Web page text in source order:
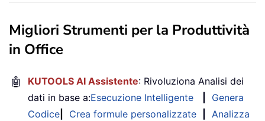
Migliori Strumenti per la Produttività
in Office
🤖 KUTOOLS AI Assistente: Rivoluziona Analisi dei
dati in base a:Esecuzione Intelligente
Genera
Codice
Crea formule personalizzate
Analizza